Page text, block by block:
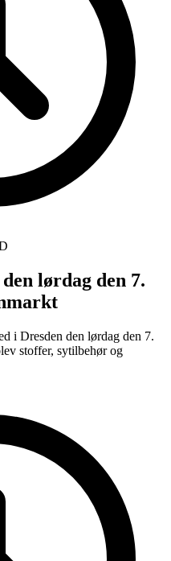
lørdag den 7.
i Dresden den lørdag den 7.
stoffer, sytilbehør og